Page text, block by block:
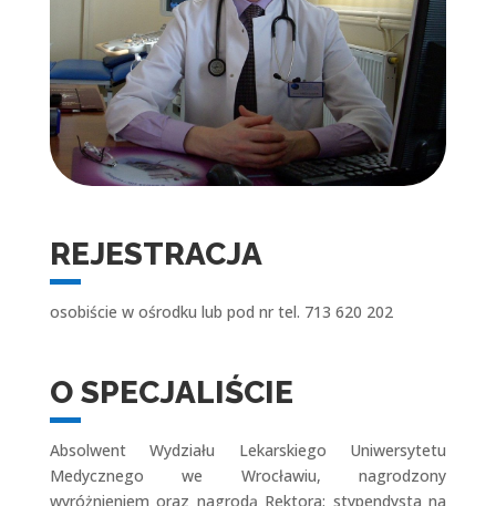
REJESTRACJA
osobiście w ośrodku lub pod nr tel. 713 620 202
O SPECJALIŚCIE
Absolwent Wydziału Lekarskiego Uniwersytetu
Medycznego we Wrocławiu, nagrodzony
wyróżnieniem oraz nagrodą Rektora; stypendysta na